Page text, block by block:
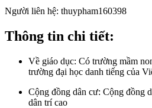
Người liên hệ: thuypham160398
Thông tin chi tiết:
Về giáo dục: Có trường mầm
trường đại học danh tiếng của
Cộng đồng dân cư: Cộng đồng
dân trí cao